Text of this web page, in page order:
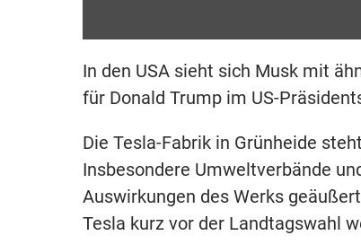
In den USA sieht sich Musk mit
für Donald Trump im US-
Die Tesla-Fabrik in Grünheide
Insbesondere Umweltverbände
Auswirkungen des Werks
Tesla kurz vor der Landtagswahl